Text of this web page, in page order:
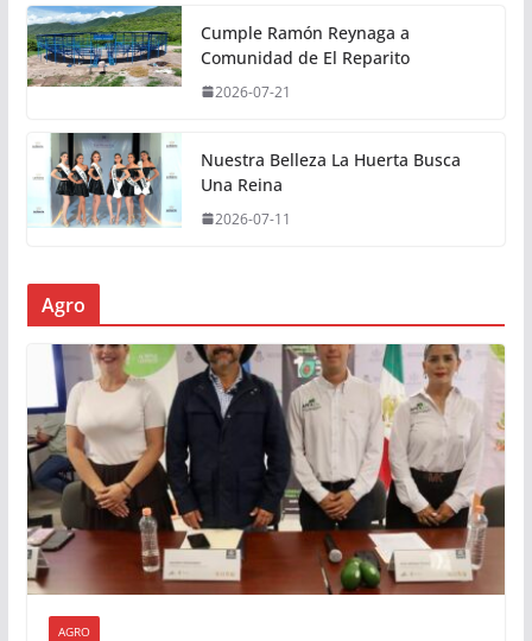
Cumple Ramón Reynaga a
Comunidad de El Reparito
2026-07-21
Nuestra Belleza La Huerta Busca
Una Reina
2026-07-11
Agro
AGRO